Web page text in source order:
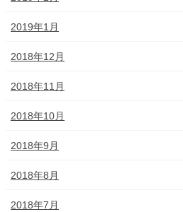
2019年1月
2018年12月
2018年11月
2018年10月
2018年9月
2018年8月
2018年7月